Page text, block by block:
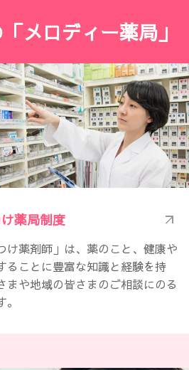
「メロディー薬局」
薬局制度
け薬剤師」は、薬のこと、健康や
ることに豊富な知識と経験を持
まや地域の皆さまのご相談にのる